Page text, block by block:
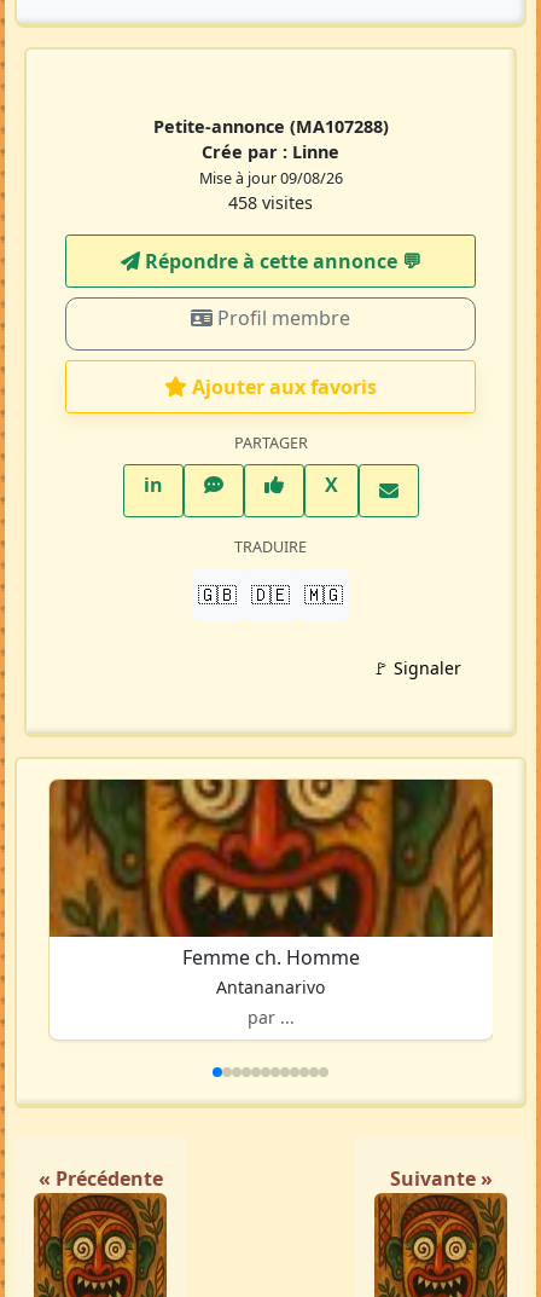
Petite-annonce (MA107288)
Crée par : Linne
Mise à jour 09/08/26
458 visites
Répondre à cette annonce 💬​
Profil membre
Ajouter aux favoris
PARTAGER
inLinkedInWhatsAppFacebook
XTwitter X
TRADUIRE
🇬🇧 🇩🇪 🇲🇬
🚩 Signaler
Femme ch. Homme
Antananarivo
par ...
« Précédente Suivante »